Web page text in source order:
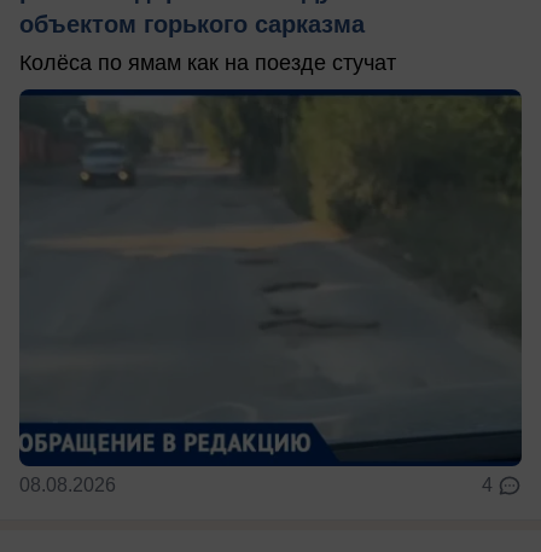
объектом горького сарказма
Колёса по ямам как на поезде стучат
08.08.2026 4